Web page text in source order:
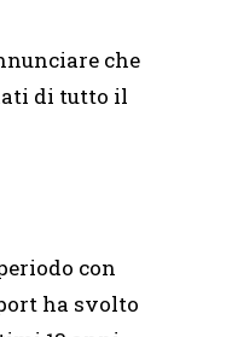
che
di tutto il
con
ha svolto